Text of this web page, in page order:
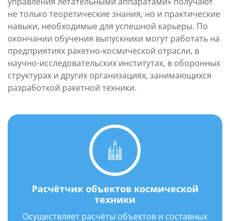
не только теоретические знания, но и практические
навыки, необходимые для успешной карьеры. По
окончании обучения выпускники могут работать на
предприятиях ракетно-космической отрасли, в
научно-исследовательских институтах, в оборонных
структурах и других организациях, занимающихся
разработкой ракетной техники.
Расчётчик объектов космической
техники
Осуществляет расчёты объектов и составных